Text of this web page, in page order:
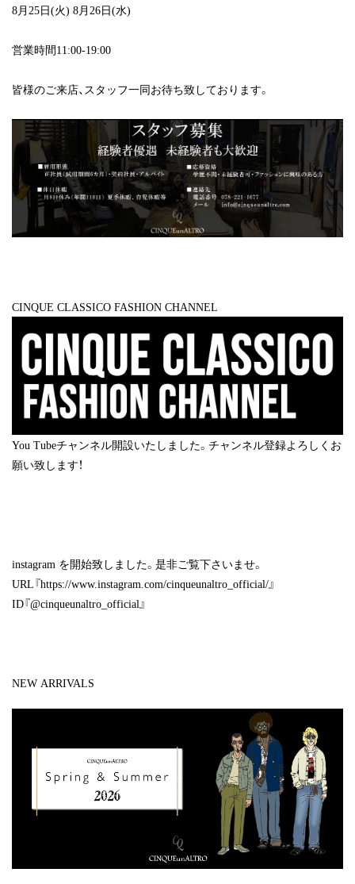
8月25日(火) 8月26日(水)
営業時間11:00-19:00
皆様のご来店、スタッフ一同お待ち致しております。
CINQUE CLASSICO FASHION CHANNEL
You Tubeチャンネル開設いたしました。チャンネル登録よろしくお
願い致します！
instagram を開始致しました。是非ご覧下さいませ。
URL『https://www.instagram.com/cinqueunaltro_official/』
ID『@cinqueunaltro_official』
NEW ARRIVALS